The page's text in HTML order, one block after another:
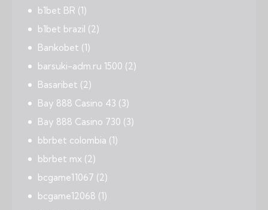
b1bet BR (1)
b1bet brazil (2)
Bankobet (1)
barsuki-adm.ru 1500 (2)
Basaribet (2)
Bay 888 Casino 43 (3)
Bay 888 Casino 730 (3)
bbrbet colombia (1)
bbrbet mx (2)
bcgame11067 (2)
bcgame12068 (1)